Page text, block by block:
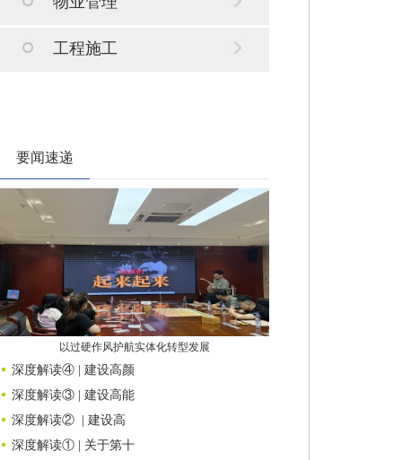
工程施工
要闻速递
以过硬作风护航实体化转型发展
深度解读④ | 建设高颜
深度解读③ | 建设高能
深度解读② | 建设高
深度解读① | 关于第十